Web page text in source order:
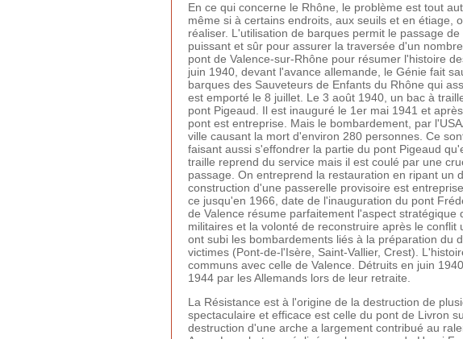
En ce qui concerne le Rhône, le problème est tout
même si à certains endroits, aux seuils et en étiage,
réaliser. L'utilisation de barques permit le passage
puissant et sûr pour assurer la traversée d'un
pont de Valence-sur-Rhône pour résumer l'histoire
juin 1940, devant l'avance allemande, le Génie fait
barques des Sauveteurs de Enfants du Rhône qui
est emporté le 8 juillet. Le 3 août 1940, un bac à
pont Pigeaud. Il est inauguré le 1er mai 1941 et
pont est entreprise. Mais le bombardement, par
ville causant la mort d'environ 280 personnes. Ce
faisant aussi s'effondrer la partie du pont Pigeaud
traille reprend du service mais il est coulé par une
passage. On entreprend la restauration en ripant un
construction d'une passerelle provisoire est
ce jusqu'en 1966, date de l'inauguration du pont
de Valence résume parfaitement l'aspect
militaires et la volonté de reconstruire après le
ont subi les bombardements liés à la préparation du
victimes (Pont-de-l'Isère, Saint-Vallier, Crest).
communs avec celle de Valence. Détruits en juin
1944 par les Allemands lors de leur retraite.
La Résistance est à l'origine de la destruction de
spectaculaire et efficace est celle du pont de Livron
destruction d'une arche a largement contribué au